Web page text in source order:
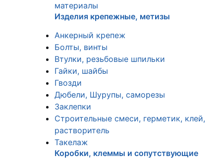
материалы
Изделия крепежные, метизы
Анкерный крепеж
Болты, винты
Втулки, резьбовые шпильки
Гайки, шайбы
Гвозди
Дюбели, Шурупы, саморезы
Заклепки
Строительные смеси, герметик, клей,
растворитель
Такелаж
Коробки, клеммы и сопутствующие